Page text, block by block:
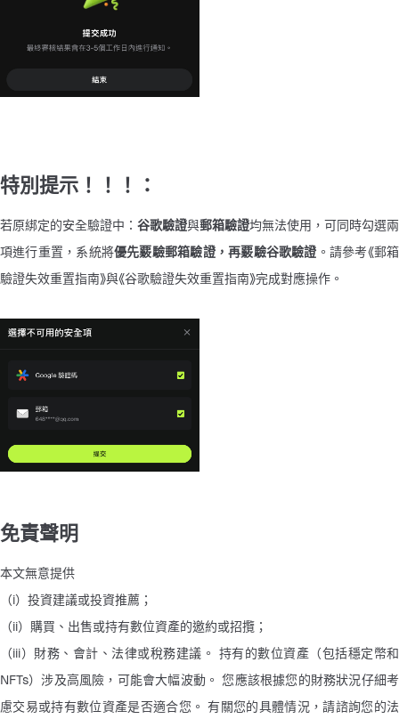
特別提示！！！：
若原綁定的安全驗證中： 谷歌驗證與郵箱驗證均無法使用，可同時勾選兩
項進行重置，系統將優先覈驗郵箱驗證，再覈驗谷歌驗證 。請參考《郵箱
驗證失效重置指南》與《谷歌驗證失效重置指南》完成對應操作。
免責聲明
本文無意提供
（i）投資建議或投資推薦；
（ii）購買、出售或持有數位資產的邀約或招攬；
（iii）財務、會計、法律或稅務建議。 持有的數位資產（包括穩定幣和
NFTs）涉及高風險，可能會大幅波動。 您應該根據您的財務狀況仔細考
慮交易或持有數位資產是否適合您。 有關您的具體情況，請諮詢您的法